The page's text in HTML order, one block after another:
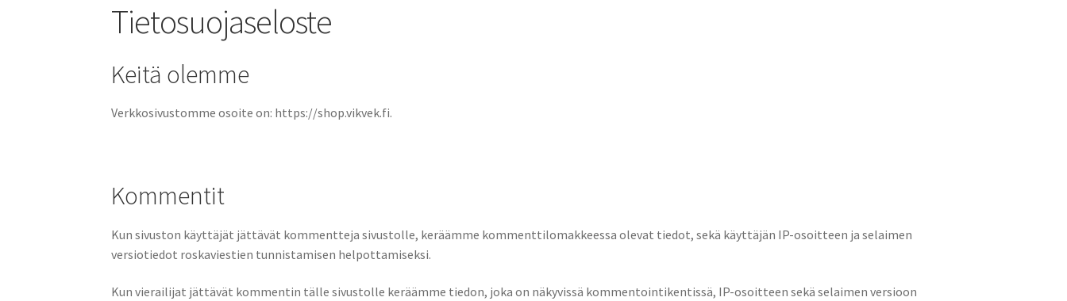
Tietosuojaseloste
Keitä olemme
Verkkosivustomme osoite on: https://shop.vikvek.fi.
Kommentit
Kun sivuston käyttäjät jättävät kommentteja sivustolle, keräämme kommenttilomakkeessa olevat tiedot, sekä käyttäjän IP-osoitteen ja selaimen
versiotiedot roskaviestien tunnistamisen helpottamiseksi.
Kun vierailijat jättävät kommentin tälle sivustolle keräämme tiedon, joka on näkyvissä kommentointikentissä, IP-osoitteen sekä selaimen versioon